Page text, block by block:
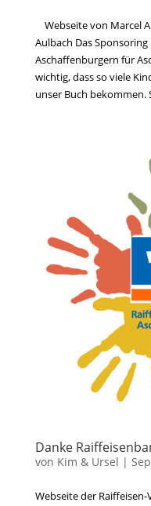
Webseite von Marcel
Aulbach Das
Aschaffenburgern für
wichtig, dass so viele
unser Buch bekommen.
Danke
von Kim & Ursel |
Webseite der